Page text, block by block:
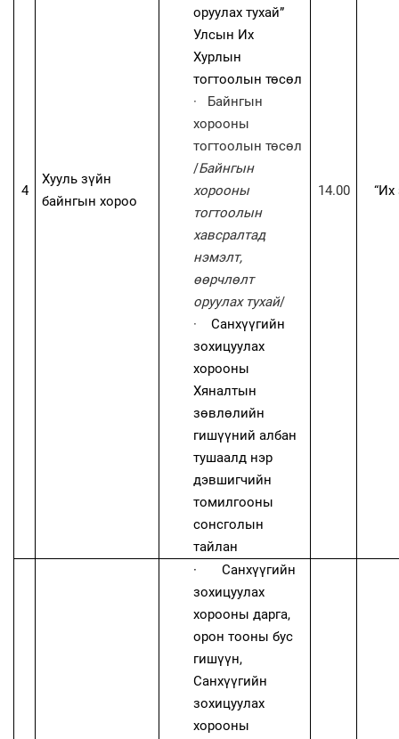
4
Хууль зүйн
байнгын хороо
оруулах тухай”
Улсын Их
Хурлын
тогтоолын төсөл
·
Байнгын
хорооны
тогтоолын төсөл
/Байнгын
хорооны
тогтоолын
хавсралтад
нэмэлт,
өөрчлөлт
оруулах тухай/
·
Санхүүгийн
зохицуулах
хорооны
Хяналтын
зөвлөлийн
гишүүний албан
тушаалд нэр
дэвшигчийн
томилгооны
сонсголын
тайлан
14.00 “Их
·
Санхүүгийн
зохицуулах
хорооны дарга,
орон тооны бус
гишүүн,
Санхүүгийн
зохицуулах
хорооны